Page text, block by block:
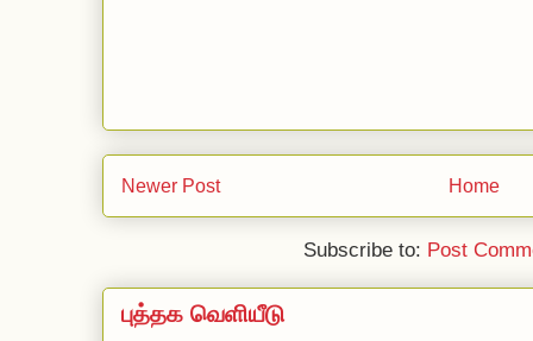
Newer Post Home
Subscribe to: Post
புத்தக வெளியீடு